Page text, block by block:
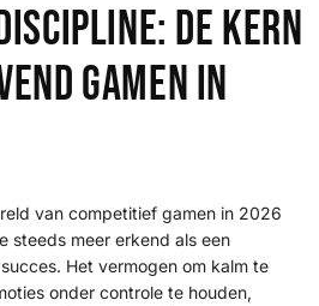
de kern
gamen in
van competitief gamen in 2026
steeds meer erkend als een
Het vermogen om kalm te
onder controle te houden,